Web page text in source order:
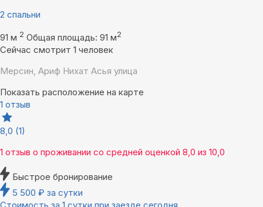
2 спальни
91 м 2 Общая площадь: 91 м2
Сейчас смотрит 1 человек
Мерсин, Ариф Нихат Асья улица
Показать расположение на карте
1 отзыв
8,0 (1)
1 отзыв о проживании со средней оценкой 8,0 из 10,0
Быстрое бронирование
5 500 ₽ за сутки